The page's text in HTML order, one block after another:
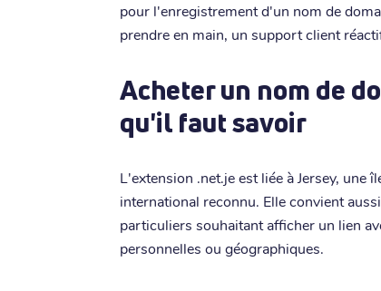
pour l'enregistrement d'un nom de
prendre en main, un support client
Acheter un nom de
qu'il faut savoir
L'extension .net.je est liée à Jersey,
international reconnu. Elle convient
particuliers souhaitant afficher un lien
personnelles ou géographiques.